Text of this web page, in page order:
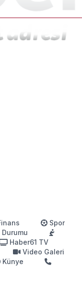
Spor
Haber61 TV
Video Galeri
Künye